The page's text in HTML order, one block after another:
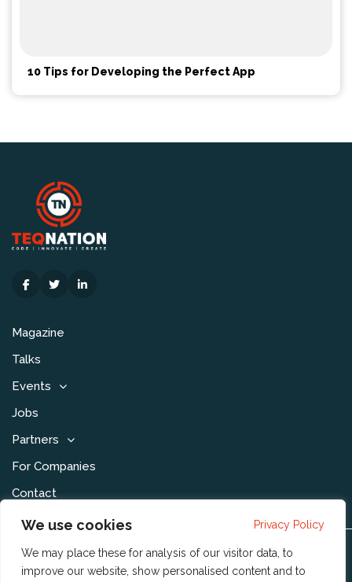
We use cookies Privacy Policy
We may place these for analysis of our visitor data, to
improve our website, show personalised content and to
10 Tips for Developing the Perfect App
Magazine
Talks
Events
Jobs
Partners
For Companies
Contact
Disclaimer & Voorwaarden